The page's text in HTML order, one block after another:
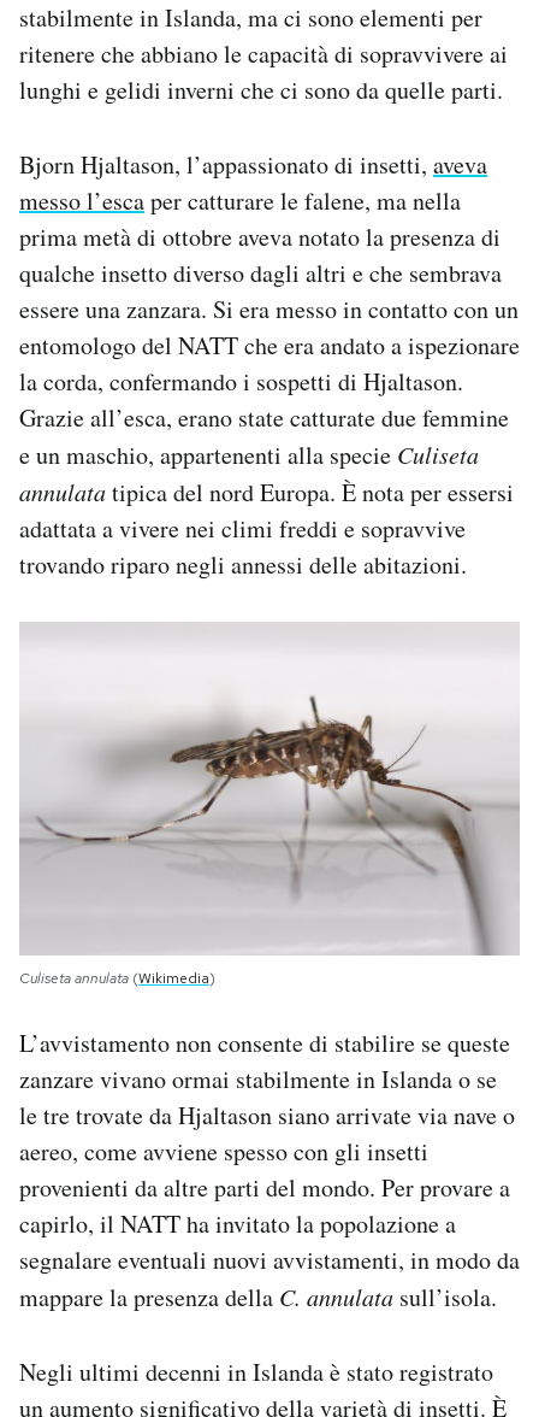
stabilmente in Islanda, ma ci sono elementi per
ritenere che abbiano le capacità di sopravvivere ai
lunghi e gelidi inverni che ci sono da quelle parti.
Bjorn Hjaltason, l’appassionato di insetti, aveva
messo l’escaper catturare le falene, ma nella
prima metà di ottobre aveva notato la presenza di
qualche insetto diverso dagli altri e che sembrava
essere una zanzara. Si era messo in contatto con un
entomologo del NATT che era andato a ispezionare
la corda, confermando i sospetti di Hjaltason.
Grazie all’esca, erano state catturate due femmine
e un maschio, appartenenti alla specie Culiseta
annulatatipica del nord Europa. È nota per essersi
adattata a vivere nei climi freddi e sopravvive
trovando riparo negli annessi delle abitazioni.
Culiseta annulata (Wikimedia)
L’avvistamento non consente di stabilire se queste
zanzare vivano ormai stabilmente in Islanda o se
le tre trovate da Hjaltason siano arrivate via nave o
aereo, come avviene spesso con gli insetti
provenienti da altre parti del mondo. Per provare a
capirlo, il NATT ha invitato la popolazione a
segnalare eventuali nuovi avvistamenti, in modo da
mappare la presenza della C. annulata sull’isola.
Negli ultimi decenni in Islanda è stato registrato
un aumento significativo della varietà di insetti. È